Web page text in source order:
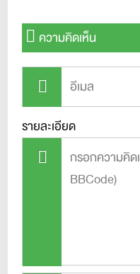
ความคิดเห็น
รายละเอียด